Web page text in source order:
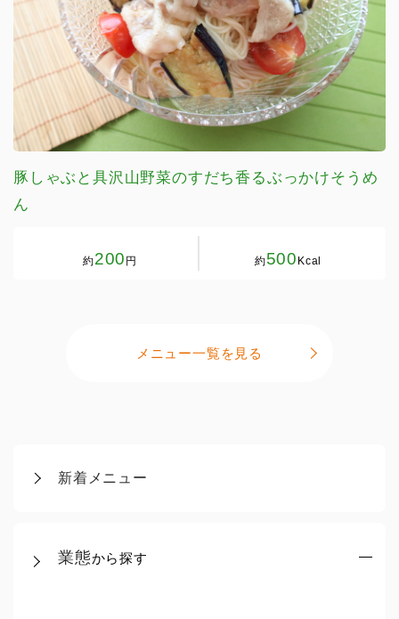
新着メニュー
業態から探す
豚しゃぶと具沢山野菜のすだち香るぶっかけそうめ
ん
約200 円 約500 Kcal
メニュー一覧を見る